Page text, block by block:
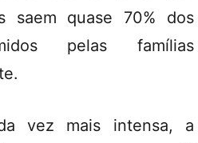
saem quase 70% dos
pelas famílias
vez mais intensa, a